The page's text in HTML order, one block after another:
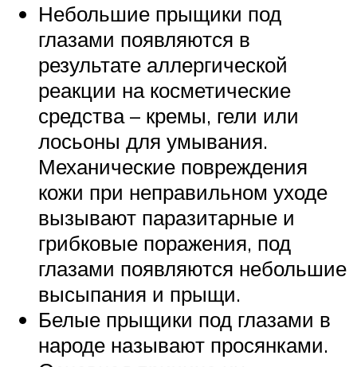
Небольшие прыщики под
глазами появляются в
результате аллергической
реакции на косметические
средства – кремы, гели или
лосьоны для умывания.
Механические повреждения
кожи при неправильном уходе
вызывают паразитарные и
грибковые поражения, под
глазами появляются небольшие
высыпания и прыщи.
Белые прыщики под глазами в
народе называют просянками.